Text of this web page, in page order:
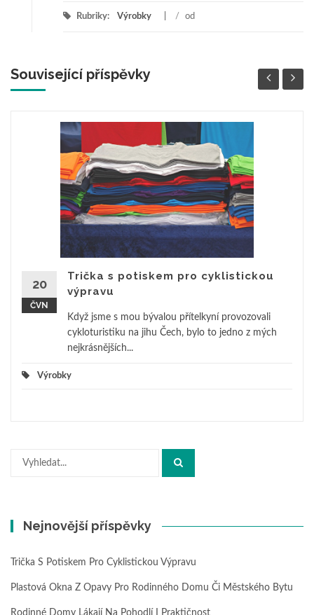
Rubriky: Výrobky / od
Související příspěvky
20
ČVN
Trička s potiskem pro cyklistickou
výpravu
Když jsme s mou bývalou přítelkyní provozovali
cykloturistiku na jihu Čech, bylo to jedno z mých
nejkrásnějších...
Výrobky
Hledat:
Nejnovější příspěvky
Trička S Potiskem Pro Cyklistickou Výpravu
Plastová Okna Z Opavy Pro Rodinného Domu Či Městského Bytu